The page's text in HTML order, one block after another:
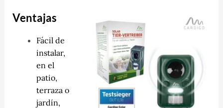
Ventajas
Fácil de
instalar,
en el
patio,
terraza o
jardín,